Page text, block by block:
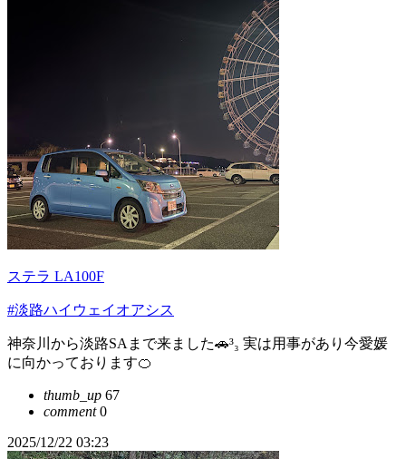
ステラ LA100F
#淡路ハイウェイオアシス
神奈川から淡路SAまで来ました🚗³₃ 実は用事があり今愛媛
に向かっております🍊
thumb_up 67
comment0
2025/12/22 03:23